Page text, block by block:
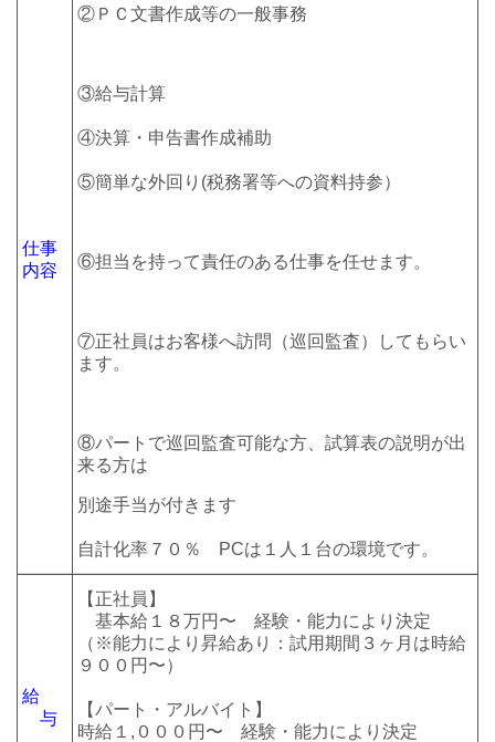
仕事
内容
②ＰＣ文書作成等の一般事務
③給与計算
④決算・申告書作成補助
⑤簡単な外回り(税務署等への資料持参）
⑥担当を持って責任のある仕事を任せます。
⑦正社員はお客様へ訪問（巡回監査）してもらい
ます。
⑧パートで巡回監査可能な方、試算表の説明が出
来る方は
別途手当が付きます
自計化率７０％ PCは１人１台の環境です。
給
与
【正社員】
基本給１８万円〜 経験・能力により決定
（※能力により昇給あり：試用期間３ヶ月は時給
９００円〜）
【パート・アルバイト】
時給１,０００円〜 経験・能力により決定